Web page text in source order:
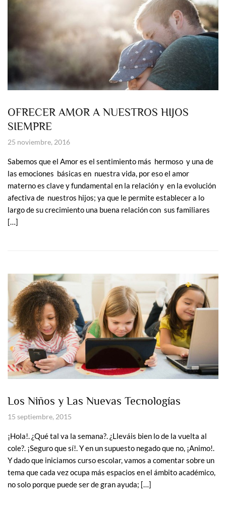
OFRECER AMOR A NUESTROS HIJOS
SIEMPRE
25 noviembre, 2016
Sabemos que el Amor es el sentimiento más hermoso y una de
las emociones básicas en nuestra vida, por eso el amor
materno es clave y fundamental en la relación y en la evolución
afectiva de nuestros hijos; ya que le permite establecer a lo
largo de su crecimiento una buena relación con sus familiares
[…]
Los Niños y Las Nuevas Tecnologías
15 septiembre, 2015
¡Hola!. ¿Qué tal va la semana?. ¿Lleváis bien lo de la vuelta al
cole?. ¡Seguro que sí!. Y en un supuesto negado que no, ¡Animo!.
Y dado que iniciamos curso escolar, vamos a comentar sobre un
tema que cada vez ocupa más espacios en el ámbito académico,
no solo porque puede ser de gran ayuda; […]